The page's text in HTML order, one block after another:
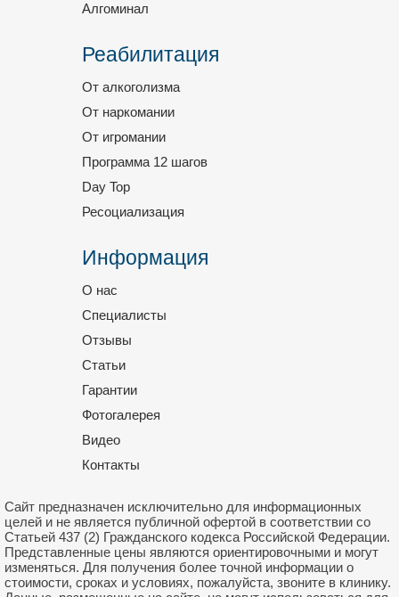
Алгоминал
Реабилитация
От алкоголизма
От наркомании
От игромании
Программа 12 шагов
Day Top
Ресоциализация
Информация
О нас
Специалисты
Отзывы
Статьи
Гарантии
Фотогалерея
Видео
Контакты
Сайт предназначен исключительно для информационных
целей и не является публичной офертой в соответствии со
Статьей 437 (2) Гражданского кодекса Российской Федерации.
Представленные цены являются ориентировочными и могут
изменяться. Для получения более точной информации о
стоимости, сроках и условиях, пожалуйста, звоните в клинику.